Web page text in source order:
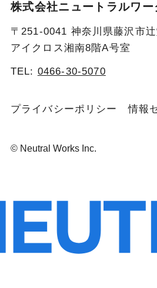
株式会社ニュートラルワー
〒251-0041 神奈川県藤沢市
アイクロス湘南8階A号室
TEL: 0466-30-5070
プライバシーポリシー 情報
© Neutral Works Inc.